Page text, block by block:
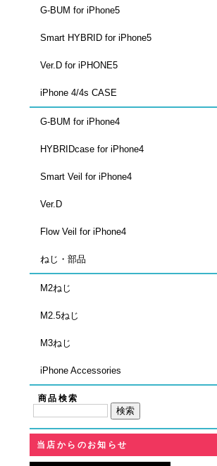
G-BUM for iPhone5
Smart HYBRID for iPhone5
Ver.D for iPHONE5
iPhone 4/4s CASE
G-BUM for iPhone4
HYBRIDcase for iPhone4
Smart Veil for iPhone4
Ver.D
Flow Veil for iPhone4
ねじ・部品
M2ねじ
M2.5ねじ
M3ねじ
iPhone Accessories
商品検索
当店からのお知らせ